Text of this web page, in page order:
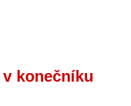
konečníku